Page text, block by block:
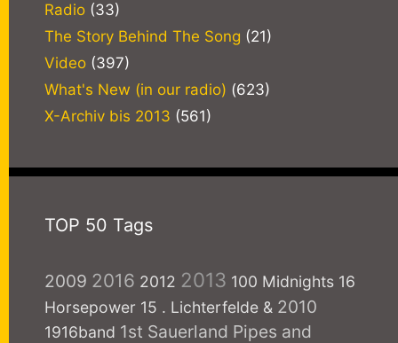
Radio (33)
The Story Behind The Song (21)
Video (397)
What's New (in our radio) (623)
X-Archiv bis 2013 (561)
TOP 50 Tags
2009 2016 2012 2013 100 Midnights 16
Horsepower 15 . Lichterfelde & 2010
1916band 1st Sauerland Pipes and